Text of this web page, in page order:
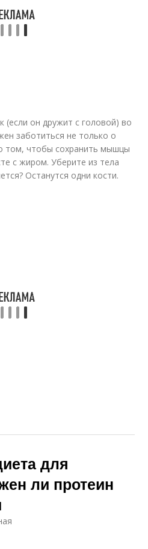
он дружит с головой) во
заботиться не только о
том, чтобы сохранить мышцы
с жиром. Уберите из тела
Останутся одни кости.
для
ли протеин